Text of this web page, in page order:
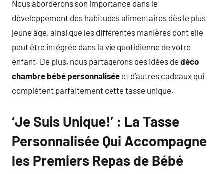
Nous aborderons son importance dans le
développement des habitudes alimentaires dès le plus
jeune âge, ainsi que les différentes manières dont elle
peut être intégrée dans la vie quotidienne de votre
enfant. De plus, nous partagerons des idées de déco
chambre bébé personnalisée et d’autres cadeaux qui
complètent parfaitement cette tasse unique.
‘Je Suis Unique!’ : La Tasse
Personnalisée Qui Accompagne
les Premiers Repas de Bébé